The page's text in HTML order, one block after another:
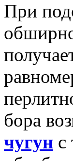
При
бора
чугун с